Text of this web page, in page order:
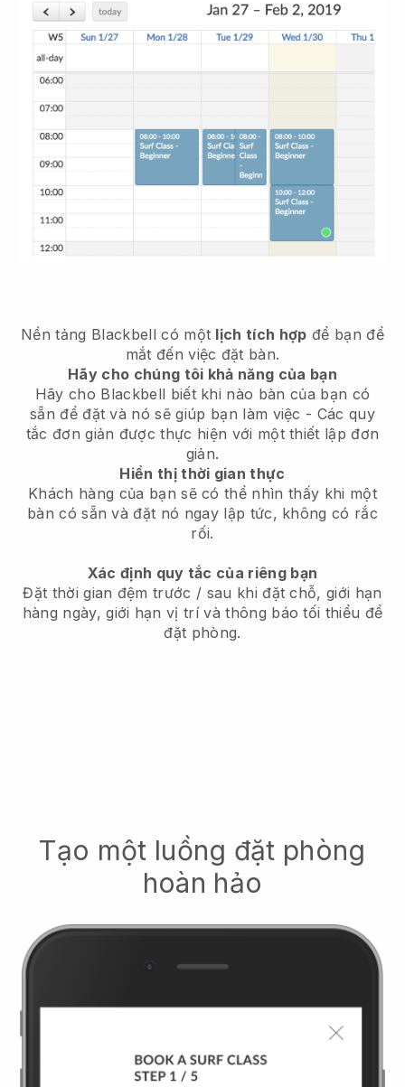
Nền tảng Blackbell có một lịch tích hợp để bạn để
mắt đến việc đặt bàn.
Hãy cho chúng tôi khả năng của bạn
Hãy cho Blackbell biết khi nào bàn của bạn có
sẵn để đặt và nó sẽ giúp bạn làm việc - Các quy
tắc đơn giản được thực hiện với một thiết lập đơn
giản.
Hiển thị thời gian thực
Khách hàng của bạn sẽ có thể nhìn thấy khi một
bàn có sẵn và đặt nó ngay lập tức, không có rắc
rối.
Xác định quy tắc của riêng bạn
Đặt thời gian đệm trước / sau khi đặt chỗ, giới hạn
hàng ngày, giới hạn vị trí và thông báo tối thiểu để
đặt phòng.
Tạo một luồng đặt phòng
hoàn hảo